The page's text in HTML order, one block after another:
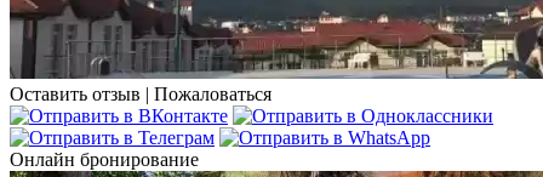
Оставить отзыв | Пожаловаться
Онлайн бронирование